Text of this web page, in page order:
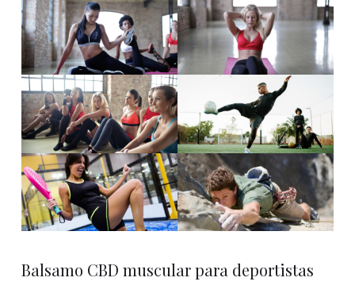
Balsamo CBD muscular para deportistas